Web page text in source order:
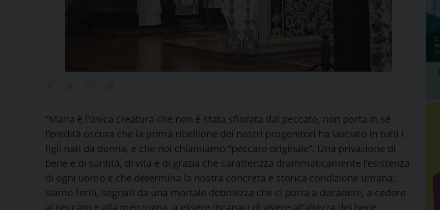
“Maria è l’unica creatura che non è stata sfiorata dal peccato, non porta in sé
l’eredità oscura che la prima ribellione dei nostri progenitori ha lasciato in tutti i
figli nati da donna, e che noi chiamiamo “peccato originale”. Una privazione di
bene e di santità, di vita e di grazia che caratterizza drammaticamente l’esistenza
di ogni uomo e che determina la nostra concreta e storica condizione umana:
siamo feriti, segnati da una mortale debolezza che ci porta a decadere, a cedere
al peccato e alla menzogna, a essere incapaci di vivere all’altezza del bene,